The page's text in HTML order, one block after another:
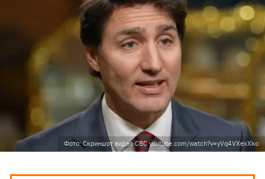
Фото: Скриншот видео CBC youtube.com/watch?v=yVq4VXexXko